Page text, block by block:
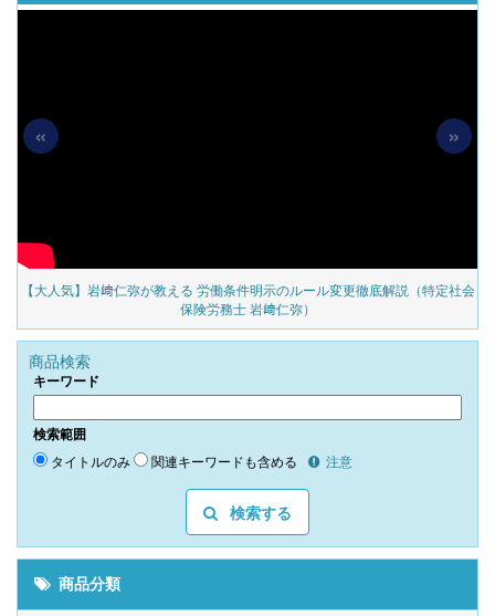
【大人気】岩﨑仁弥が教える 労働条件明示のルール変更徹底解説（特定社会
保険労務士 岩﨑仁弥）
« »
商品検索
キーワード
検索範囲
タイトルのみ 関連キーワードも含める 注意
検索する
商品分類